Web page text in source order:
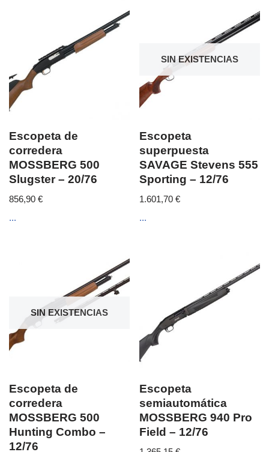
Escopeta de
corredera
MOSSBERG 500
Slugster – 20/76
856,90 €
...
SIN EXISTENCIAS
Escopeta
superpuesta
SAVAGE Stevens 555
Sporting – 12/76
1.601,70€
...
SIN EXISTENCIAS
Escopeta de
corredera
MOSSBERG 500
Hunting Combo –
12/76
Escopeta
semiautomática
MOSSBERG 940 Pro
Field – 12/76